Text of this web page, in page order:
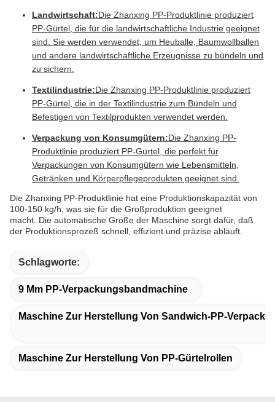
Landwirtschaft:Die Zhanxing PP-Produktlinie produziert
PP-Gürtel, die für die landwirtschaftliche Industrie geeignet
sind. Sie werden verwendet, um Heuballe, Baumwollballen
und andere landwirtschaftliche Erzeugnisse zu bündeln und
zu sichern.
Textilindustrie:Die Zhanxing PP-Produktlinie produziert
PP-Gürtel, die in der Textilindustrie zum Bündeln und
Befestigen von Textilprodukten verwendet werden.
Verpackung von Konsumgütern:Die Zhanxing PP-
Produktlinie produziert PP-Gürtel, die perfekt für
Verpackungen von Konsumgütern wie Lebensmitteln,
Getränken und Körperpflegeprodukten geeignet sind.
Die Zhanxing PP-Produktlinie hat eine Produktionskapazität von
100-150 kg/h, was sie für die Großproduktion geeignet
macht..Die automatische Größe der Maschine sorgt dafür, daß
der Produktionsprozeß schnell, effizient und präzise abläuft.
Schlagworte:
9 Mm PP-Verpackungsbandmachine
Maschine Zur Herstellung Von Sandwich-PP-
Maschine Zur Herstellung Von PP-Gürtelrollen